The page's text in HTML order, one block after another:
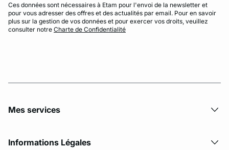
Ces données sont nécessaires à Etam pour l'envoi de la newsletter et
pour vous adresser des offres et des actualités par email. Pour en savoir
plus sur la gestion de vos données et pour exercer vos droits, veuillez
consulter notre Charte de Confidentialité
Mes services
Informations Légales